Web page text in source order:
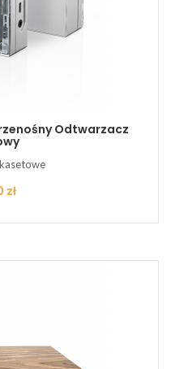
Odtwarzacz
zł